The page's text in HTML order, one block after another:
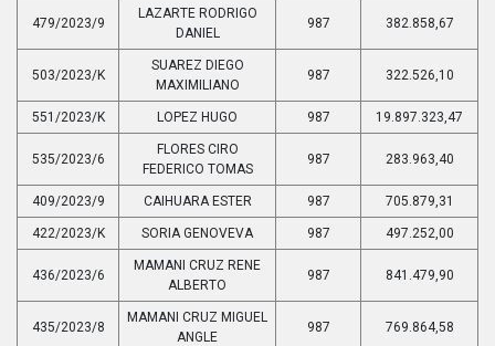
479/2023/9
LAZARTE RODRIGO
DANIEL
987 382.858,67
503/2023/K
SUAREZ DIEGO
MAXIMILIANO
987 322.526,10
551/2023/K LOPEZ HUGO 987 19.897.323,47
535/2023/6
FLORES CIRO
FEDERICO TOMAS
987 283.963,40
409/2023/9 CAIHUARA ESTER 987 705.879,31
422/2023/K SORIA GENOVEVA 987 497.252,00
436/2023/6
MAMANI CRUZ RENE
ALBERTO
987 841.479,90
435/2023/8
MAMANI CRUZ MIGUEL
ANGLE
987 769.864,58